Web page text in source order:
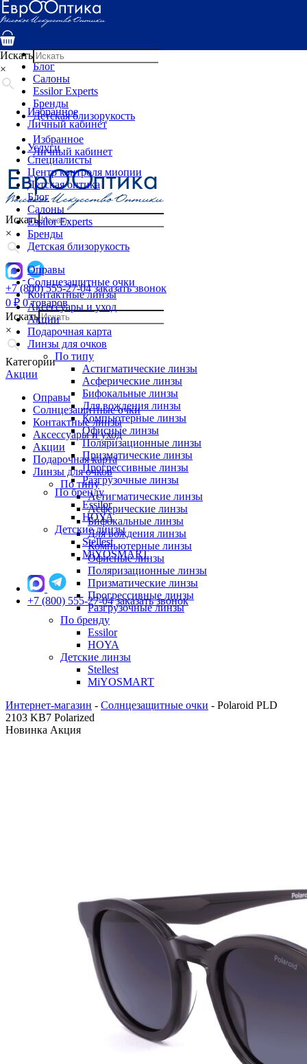
Услуги
Специалисты
Детская оптика
Блог
Салоны
Essilor Experts
Бренды
Детская близорукость
Избранное
Личный кабинет
Искать
×
+7 (800) 555-27-04 заказать звонок
0 ₽ 0 товаров
Искать
×
Категории
Акции
Оправы
Солнцезащитные очки
Контактные линзы
Аксессуары и уход
Акции
Подарочная карта
Линзы для очков
По типу
Астигматические линзы
Асферические линзы
Бифокальные линзы
Для вождения линзы
Компьютерные линзы
Офисные линзы
Поляризационные линзы
Призматические линзы
Прогрессивные линзы
Разгрузочные линзы
По бренду
Essilor
HOYA
Детские линзы
Stellest
MiYOSMART
Искать
×
Избранное
Личный кабинет
Услуги
Специалисты
Центр контроля миопии
Детская оптика
Блог
Салоны
Essilor Experts
Бренды
Детская близорукость
Оправы
Солнцезащитные очки
Контактные линзы
Аксессуары и уход
Акции
Подарочная карта
Линзы для очков
По типу
Астигматические линзы
Асферические линзы
Бифокальные линзы
Для вождения линзы
Компьютерные линзы
Офисные линзы
Поляризационные линзы
Призматические линзы
Прогрессивные линзы
Разгрузочные линзы
По бренду
Essilor
HOYA
Детские линзы
Stellest
MiYOSMART
+7 (800) 555-27-04 заказать звонок
Интернет-магазин - Солнцезащитные очки - Polaroid PLD
2103 KB7 Polarized
Новинка Акция